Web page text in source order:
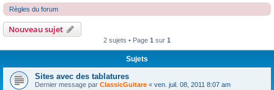
Règles du forum
Nouveau sujet
2 sujets • Page 1 sur 1
Sujets
Sites avec des tablatures
Dernier message par ClassicGuitare « ven. juil. 08, 2011 8:07 am